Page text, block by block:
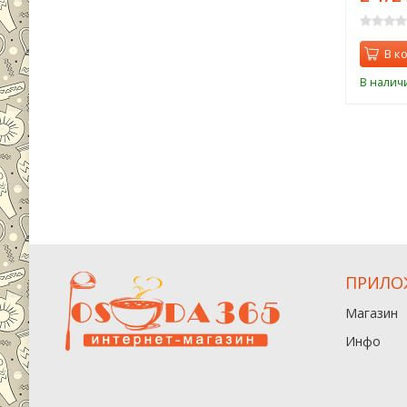
В
В
Магазин
Инфо